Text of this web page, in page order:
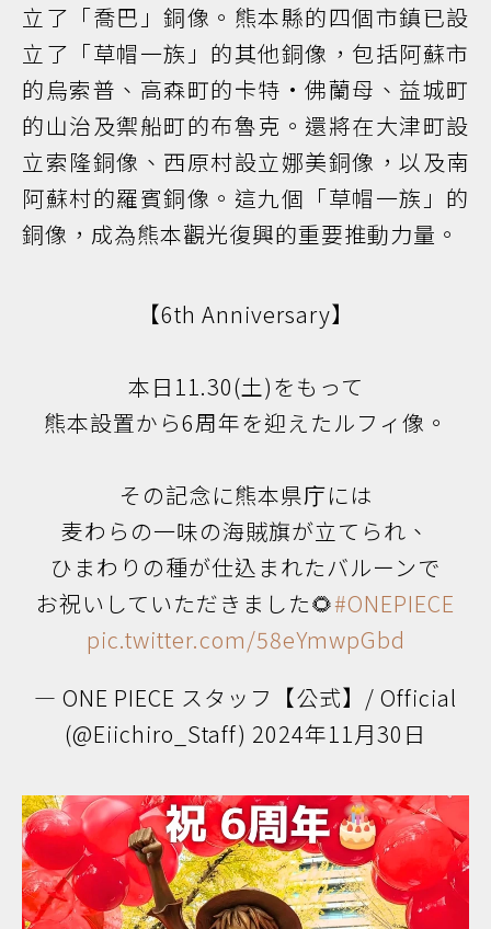
立了「喬巴」銅像。熊本縣的四個市鎮已設
立了「草帽一族」的其他銅像，包括阿蘇市
的烏索普、高森町的卡特·佛蘭母、益城町
的山治及禦船町的布魯克。還將在大津町設
立索隆銅像、西原村設立娜美銅像，以及南
阿蘇村的羅賓銅像。這九個「草帽一族」的
銅像，成為熊本觀光復興的重要推動力量。
【6th Anniversary】
本日11.30(土)をもって
熊本設置から6周年を迎えたルフィ像。
その記念に熊本県庁には
麦わらの一味の海賊旗が立てられ、
ひまわりの種が仕込まれたバルーンで
お祝いしていただきました🌻#ONEPIECE
pic.twitter.com/58eYmwpGbd
— ONE PIECE スタッフ【公式】/ Official
(@Eiichiro_Staff) 2024年11月30日